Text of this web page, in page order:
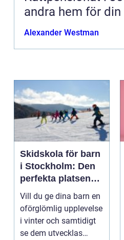
andra hem för
Alexander Westman
Skidskola för barn
i Stockholm: Den
perfekta platsen
för små blivande
skidåkare
Vill du ge dina barn en
oförglömlig upplevelse
i vinter och samtidigt
se dem utvecklas